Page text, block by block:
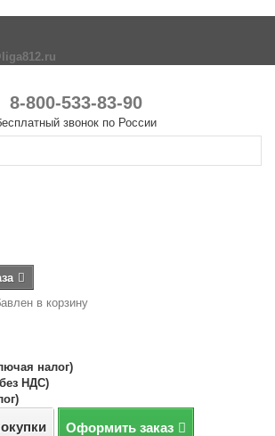
8-800-533-83-90
звонок по России
в корзину
налог)
НДС)
Оформить заказ